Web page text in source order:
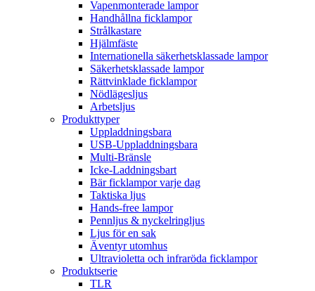
Vapenmonterade lampor
Handhållna ficklampor
Strålkastare
Hjälmfäste
Internationella säkerhetsklassade lampor
Säkerhetsklassade lampor
Rättvinklade ficklampor
Nödlägesljus
Arbetsljus
Produkttyper
Uppladdningsbara
USB-Uppladdningsbara
Multi-Bränsle
Icke-Laddningsbart
Bär ficklampor varje dag
Taktiska ljus
Hands-free lampor
Pennljus & nyckelringljus
Ljus för en sak
Äventyr utomhus
Ultravioletta och infraröda ficklampor
Produktserie
TLR